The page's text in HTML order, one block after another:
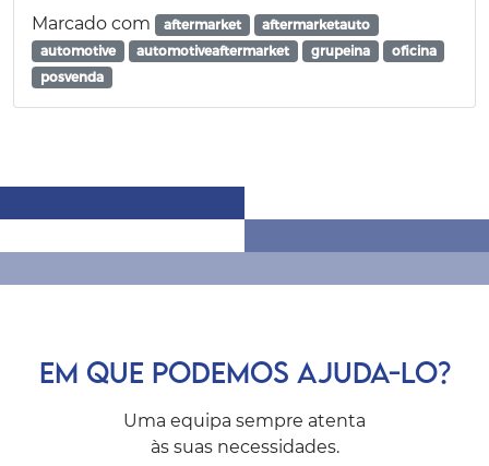
Marcado com
aftermarket
aftermarketauto
automotive
automotiveaftermarket grupeina
oficina
posvenda
EM QUE PODEMOS AJUDA-LO?
Uma equipa sempre atenta
às suas necessidades.